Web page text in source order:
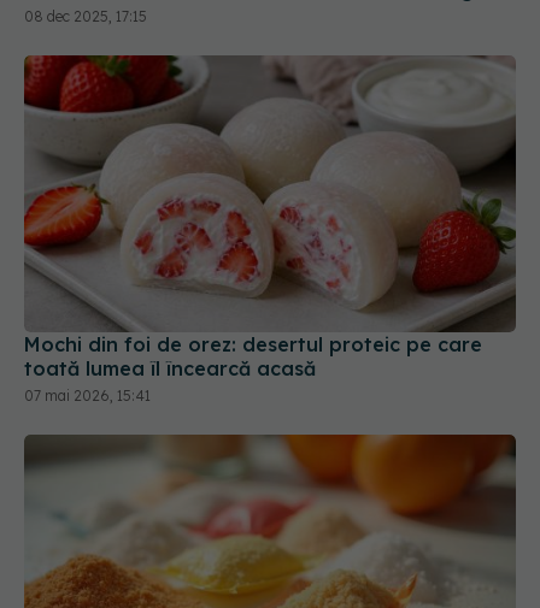
Mochi din foi de orez: desertul proteic pe care
toată lumea îl încearcă acasă
07 mai 2026, 15:41